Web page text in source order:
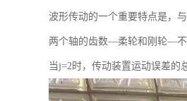
波形传动的一个重要特点是，
两个轴的齿数—柔轮和刚轮—不
当j=2时，传动装置运动误差的